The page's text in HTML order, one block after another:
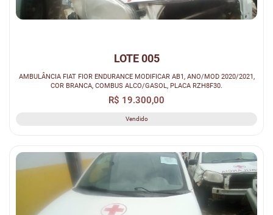
LOTE 005
AMBULÂNCIA FIAT FIOR ENDURANCE MODIFICAR AB1, ANO/MOD 2020/2021,
COR BRANCA, COMBUS ALCO/GASOL, PLACA RZH8F30.
R$ 19.300,00
Vendido